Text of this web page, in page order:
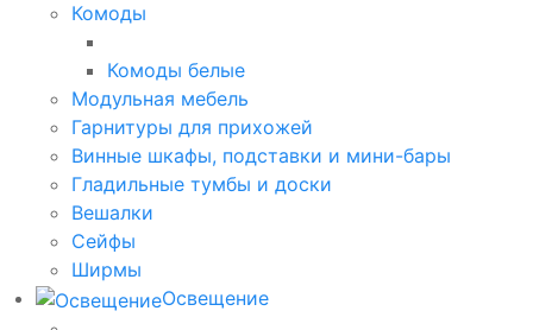
Комоды
Комоды белые
Модульная мебель
Гарнитуры для прихожей
Винные шкафы, подставки и мини-бары
Гладильные тумбы и доски
Вешалки
Сейфы
Ширмы
Освещение